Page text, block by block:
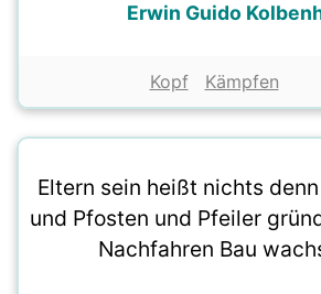
Erwin Guido
Kopf Kämpfen
Eltern sein heißt nichts
und Pfosten und Pfeiler
Nachfahren Bau